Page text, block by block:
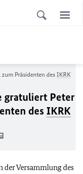
Präsidenten des IKRK
gratuliert Peter
des IKRK
der Versammlung des